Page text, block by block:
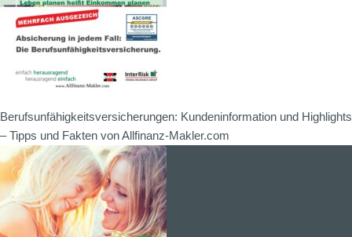
Berufsunfähigkeitsversicherungen: Kundeninformation und Highlights
– Tipps und Fakten von Allfinanz-Makler.com